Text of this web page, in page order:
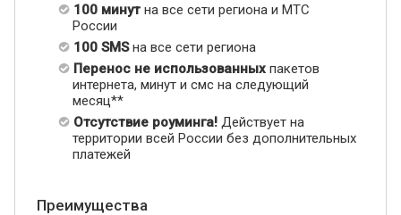
100 минут на все сети региона и МТС
России
100 SMSна все сети региона
Перенос не использованных пакетов
интернета, минут и смс на следующий
месяц**
Отсутствие роуминга! Действует на
территории всей России без дополнительных
платежей
Преимущества